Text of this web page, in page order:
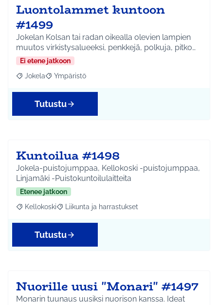
Luontolammet kuntoon
#1499
Jokelan Kolsan tai radan oikealla olevien lampien
muutos virkistysalueeksi, penkkejä, polkuja, pitko…
Ei etene jatkoon
Rajaa tulokset aihepiirin mukaan: Jokela
Jokela Rajaa tulokset teeman mukaan: Ympäristö
Ympäristö
Tutustu
Kuntoilua #1498
Jokela-puistojumppaa, Kellokoski -puistojumppaa,
Linjamäki -Puistokuntoilulaitteita
Etenee jatkoon
Rajaa tulokset aihepiirin mukaan: Kellokoski
Kellokoski Rajaa tulokset teeman mukaan: Liikunta ja
Liikunta ja harrastukset
Tutustu
Nuorille uusi "Monari" #1497
Monarin tuunaus uusiksi nuorison kanssa. Ideat